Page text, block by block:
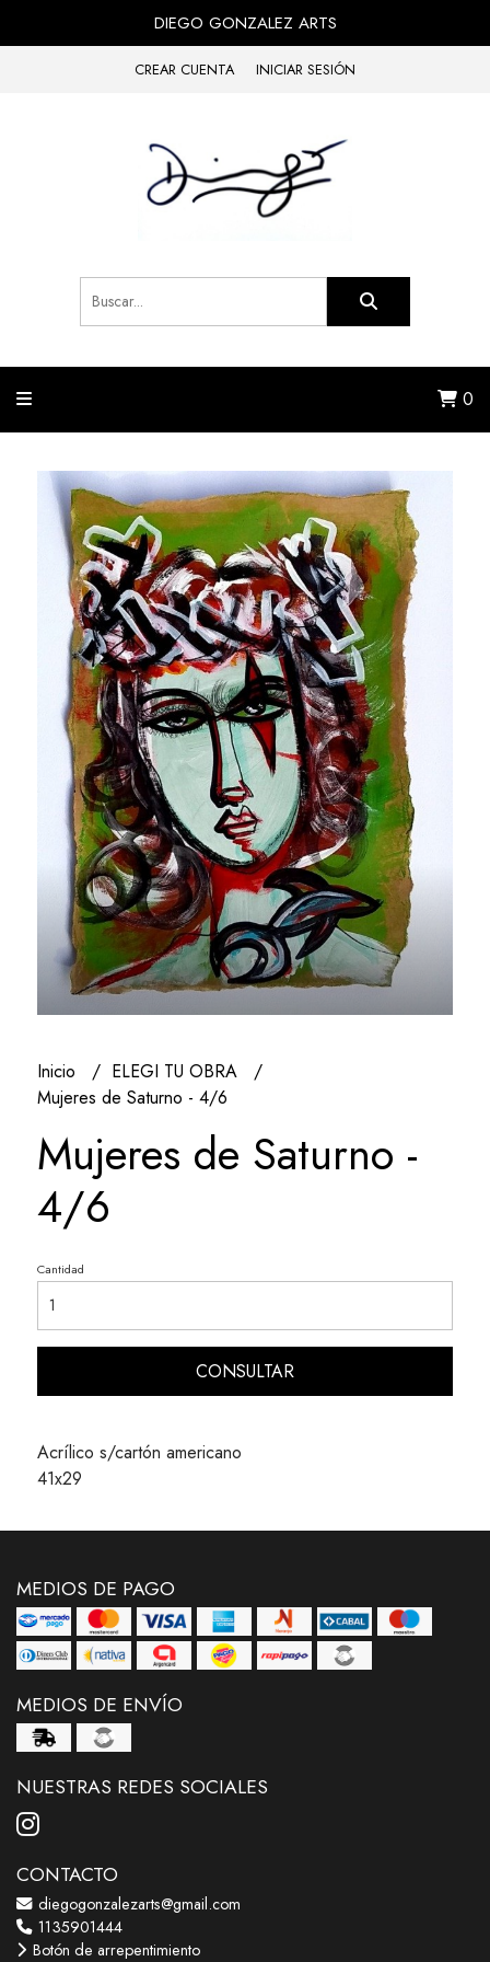
DIEGO GONZALEZ ARTS
CREAR CUENTA INICIAR SESIÓN
0
Inicio
ELEGI TU OBRA
Mujeres de Saturno - 4/6
Mujeres de Saturno -
4/6
Cantidad
CONSULTAR
Acrílico s/cartón americano
41x29
MEDIOS DE PAGO
MEDIOS DE ENVÍO
NUESTRAS REDES SOCIALES
CONTACTO
diegogonzalezarts@gmail.com
1135901444
Botón de arrepentimiento